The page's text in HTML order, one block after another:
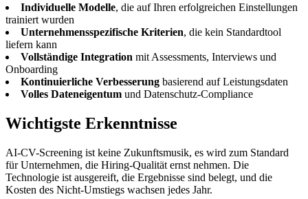
Individuelle Modelle, die auf Ihren erfolgreichen Einstellungen
trainiert wurden
Unternehmensspezifische Kriterien, die kein Standardtool
liefern kann
Vollständige Integration mit Assessments, Interviews und
Onboarding
Kontinuierliche Verbesserung basierend auf Leistungsdaten
Volles Dateneigentum und Datenschutz-Compliance
Wichtigste Erkenntnisse
AI-CV-Screening ist keine Zukunftsmusik, es wird zum Standard
für Unternehmen, die Hiring-Qualität ernst nehmen. Die
Technologie ist ausgereift, die Ergebnisse sind belegt, und die
Kosten des Nicht-Umstiegs wachsen jedes Jahr.